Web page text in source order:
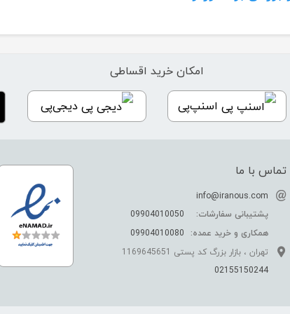
امکان خرید اقساطی
اسنپ‌پی دیجی‌پی
تماس با ما
info@iranous.com
پشتیبانی سفارشات:
09904010050
همکاری و خرید عمده:
09904010080
تهران ، بازار بزرگ کد پستی 1169645651
02155150244